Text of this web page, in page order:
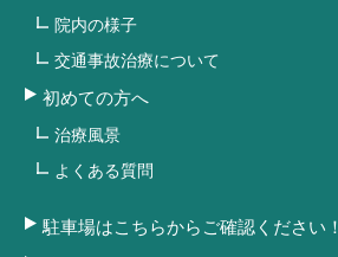
院内の様子
交通事故治療について
初めての方へ
治療風景
よくある質問
駐車場はこちらからご確認ください！